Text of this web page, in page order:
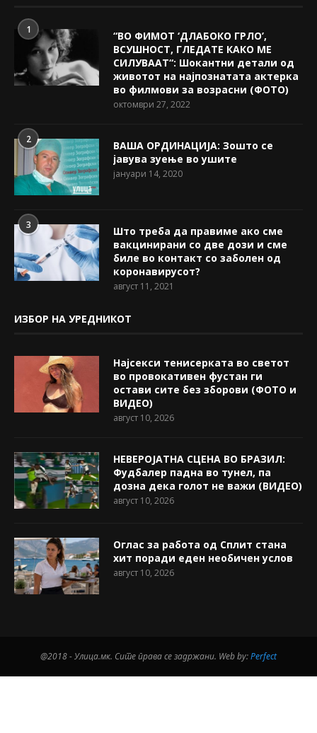
1
“ВО ФИМОТ ‘ДЛАБОКО ГРЛО’,
ВСУШНОСТ, ГЛЕДАТЕ КАКО МЕ
СИЛУВААТ“: Шокантни детали од
животот на најпознатата актерка
во филмови за возрасни (ФОТО)
октомври 27, 2022
2
ВАША ОРДИНАЦИЈА: Зошто се
јавува зуење во ушите
јануари 14, 2020
3
Што треба да правиме ако сме
вакцинирани со две дози и сме
биле во контакт со заболен од
коронавирусот?
август 11, 2021
ИЗБОР НА УРЕДНИКОТ
Најсекси тенисерката во светот
во провокативен фустан ги
остави сите без зборови (ФОТО и
ВИДЕО)
август 10, 2026
НЕВЕРОЈАТНА СЦЕНА ВО БРАЗИЛ:
Фудбалер падна во тунел, па
дозна дека голот не важи (ВИДЕО)
август 10, 2026
Оглас за работа од Сплит стана
хит поради еден необичен услов
август 10, 2026
@2018 - Улица.мк. Сите права се задржани. Web by:Perfect